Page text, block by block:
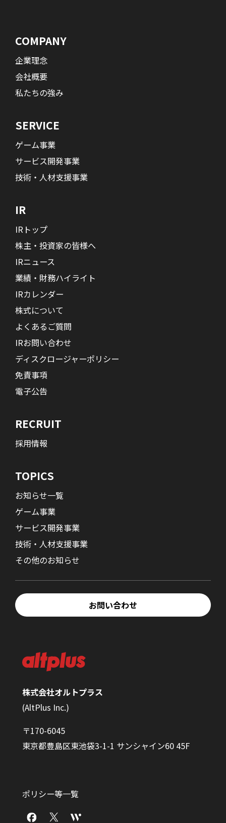
株式会社オルトプラス
(AltPlus Inc.)
〒170-6045
東京都豊島区東池袋3-1-1 サンシャイン60 45F
ポリシー等一覧
COMPANY
企業理念
会社概要
私たちの強み
SERVICE
ゲーム事業
サービス開発事業
技術・人材支援事業
IR
IRトップ
株主・投資家の皆様へ
IRニュース
業績・財務ハイライト
IRカレンダー
株式について
よくあるご質問
IRお問い合わせ
ディスクロージャーポリシー
免責事項
電子公告
RECRUIT
採用情報
TOPICS
お知らせ一覧
ゲーム事業
サービス開発事業
技術・人材支援事業
その他のお知らせ
お問い合わせ